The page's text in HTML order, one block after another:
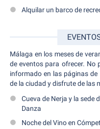
Alquilar un barco de
Málaga en los meses de
de eventos para ofrecer. No
informado en las páginas
de la ciudad y disfrute de las
Cueva de Nerja y la sede
Danza
Noche del Vino en